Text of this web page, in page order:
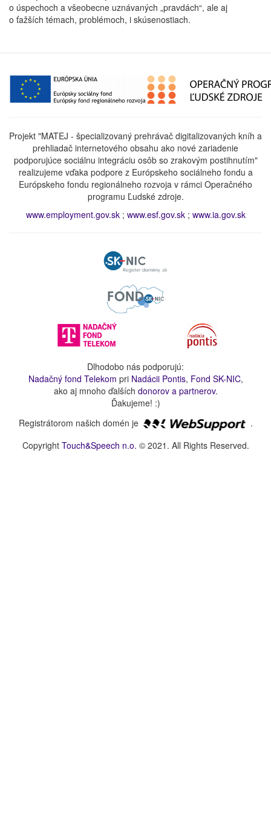
o úspechoch a všeobecne uznávaných „pravdách“, ale aj
o ťažších témach, problémoch, i skúsenostiach.
Projekt "MATEJ - špecializovaný prehrávač digitalizovaných kníh a
prehliadač internetového obsahu ako nové zariadenie
podporujúce sociálnu integráciu osôb so zrakovým postihnutím"
realizujeme vďaka podpore z Európskeho sociálneho fondu a
Európskeho fondu regionálneho rozvoja v rámci Operačného
programu Ľudské zdroje.
www.employment.gov.sk; www.esf.gov.sk; www.ia.gov.sk
Dlhodobo nás podporujú:
Nadačný fond Telekom pri Nadácii Pontis, Fond SK-NIC,
ako aj mnoho ďalších donorov a partnerov.
Ďakujeme! :)
Registrátorom našich domén je
.
Copyright Touch&Speech n.o. © 2021. All Rights Reserved.